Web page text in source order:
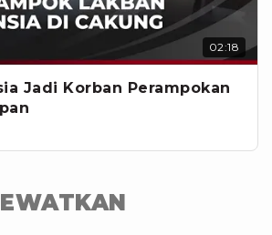
02:18
Jadi Korban Perampokan